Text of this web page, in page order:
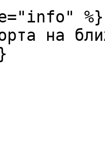
%}
на